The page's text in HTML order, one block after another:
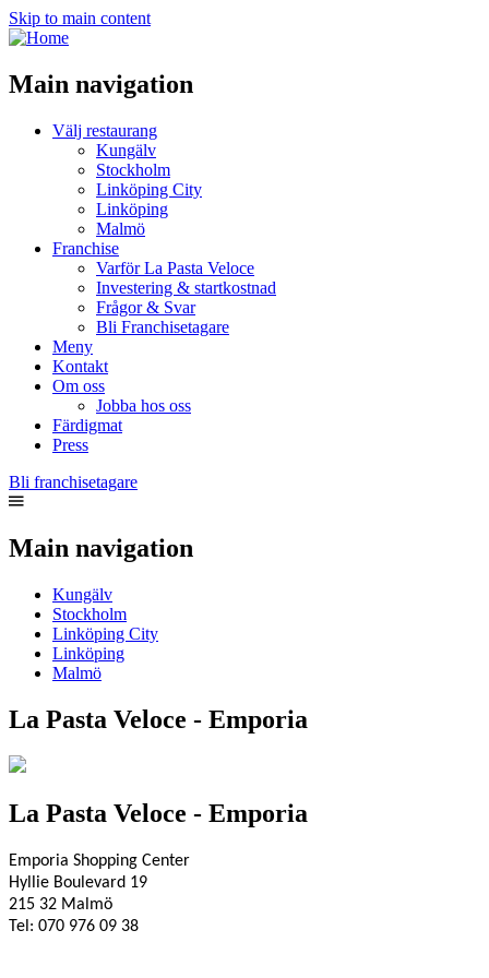
Skip to main content
Main navigation
Välj restaurang
Kungälv
Stockholm
Linköping City
Linköping
Malmö
Franchise
Varför La Pasta Veloce
Investering & startkostnad
Frågor & Svar
Bli Franchisetagare
Meny
Kontakt
Om oss
Jobba hos oss
Färdigmat
Press
Bli franchisetagare
Main navigation
Kungälv
Stockholm
Linköping City
Linköping
Malmö
La Pasta Veloce - Emporia
La Pasta Veloce - Emporia
Emporia Shopping Center
Hyllie Boulevard 19
215 32 Malmö
Tel: 070 976 09 38